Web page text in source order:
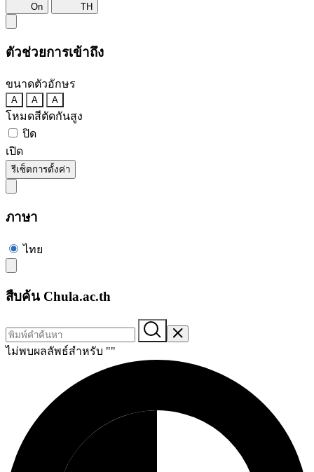
On TH
ตัวช่วยการเข้าถึง
ขนาดตัวอักษร
A A A
โหมดสีตัดกันสูง
ปิด
เปิด
รีเซ็ตการตั้งค่า
ภาษา
ไทย
สืบค้น Chula.ac.th
ไม่พบผลลัพธ์สำหรับ ""